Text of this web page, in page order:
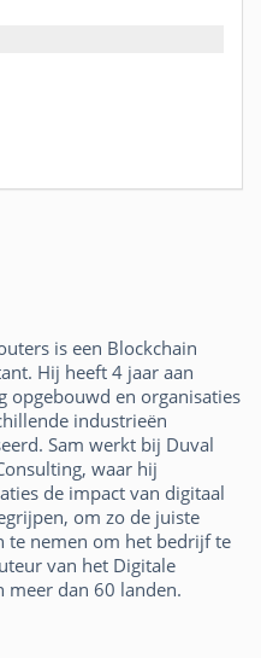
is een Blockchain
Hij heeft 4 jaar aan
opgebouwd en organisaties
industrieën
Sam werkt bij Duval
waar hij
de impact van digitaal
om zo de juiste
te nemen om het bedrijf te
van het Digitale
meer dan 60 landen.